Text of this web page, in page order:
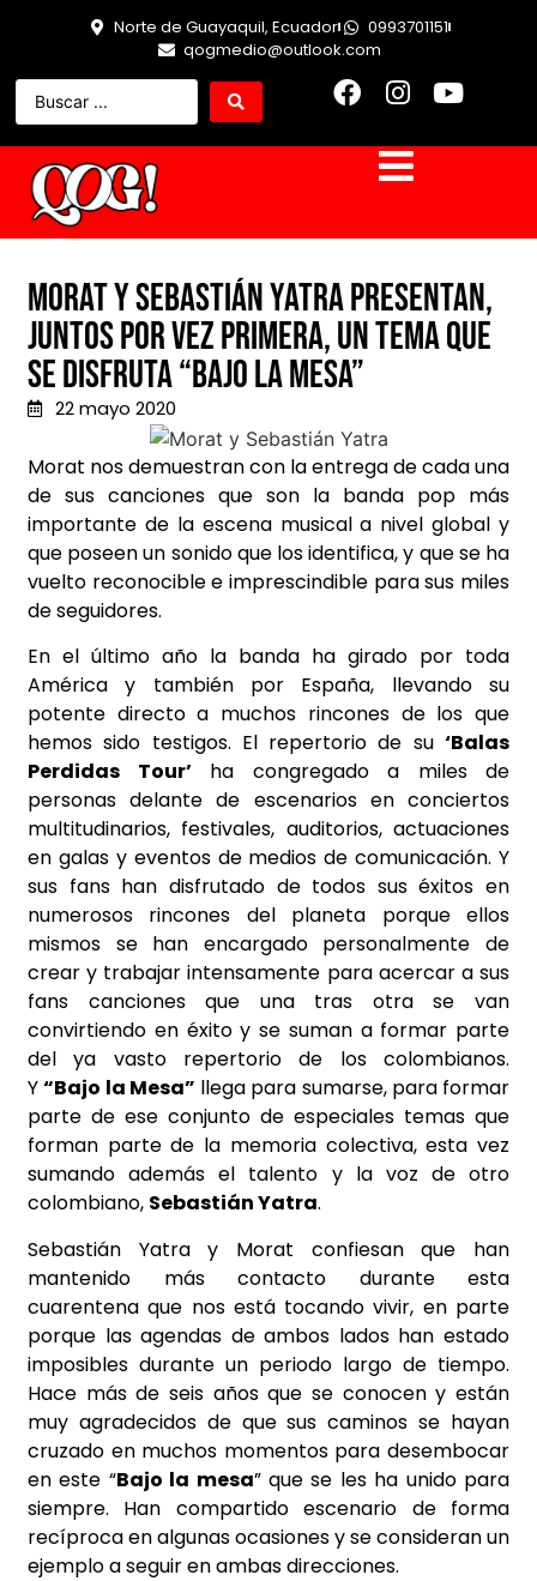
Norte de Guayaquil, Ecuador
0993701151
qogmedio@outlook.com
Morat y Sebastián Yatra presentan,
juntos por vez primera, un tema que
se disfruta “Bajo la mesa”
22 mayo 2020
Morat nos demuestran con la entrega de cada una
de sus canciones que son la banda pop más
importante de la escena musical a nivel global y
que poseen un sonido que los identifica, y que se ha
vuelto reconocible e imprescindible para sus miles
de seguidores.
En el último año la banda ha girado por toda
América y también por España, llevando su
potente directo a muchos rincones de los que
hemos sido testigos. El repertorio de su ‘Balas
Perdidas Tour’ha congregado a miles de
personas delante de escenarios en conciertos
multitudinarios, festivales, auditorios, actuaciones
en galas y eventos de medios de comunicación. Y
sus fans han disfrutado de todos sus éxitos en
numerosos rincones del planeta porque ellos
mismos se han encargado personalmente de
crear y trabajar intensamente para acercar a sus
fans canciones que una tras otra se van
convirtiendo en éxito y se suman a formar parte
del ya vasto repertorio de los colombianos.
Y“Bajo la Mesa” llega para sumarse, para formar
parte de ese conjunto de especiales temas que
forman parte de la memoria colectiva, esta vez
sumando además el talento y la voz de otro
colombiano, Sebastián Yatra.
Sebastián Yatra y Morat confiesan que han
mantenido más contacto durante esta
cuarentena que nos está tocando vivir, en parte
porque las agendas de ambos lados han estado
imposibles durante un periodo largo de tiempo.
Hace más de seis años que se conocen y están
muy agradecidos de que sus caminos se hayan
cruzado en muchos momentos para desembocar
en este “Bajo la mesa” que se les ha unido para
siempre. Han compartido escenario de forma
recíproca en algunas ocasiones y se consideran un
ejemplo a seguir en ambas direcciones.